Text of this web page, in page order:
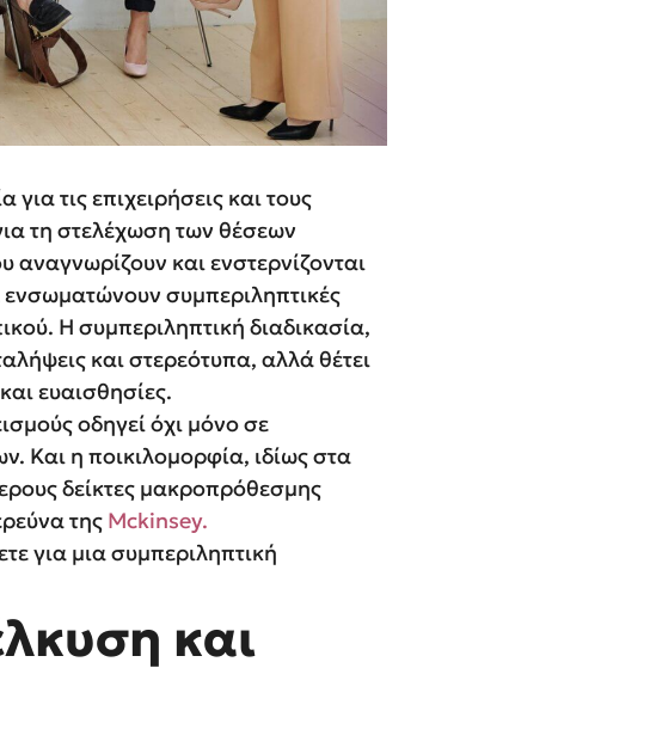
τις επιχειρήσεις και τους
τη στελέχωση των θέσεων
αναγνωρίζουν και ενστερνίζονται
συμπεριληπτικές
Η συμπεριληπτική διαδικασία,
και στερεότυπα, αλλά θέτει
ευαισθησίες.
οδηγεί όχι μόνο σε
Και η ποικιλομορφία, ιδίως στα
δείκτες μακροπρόθεσμης
της Mckinsey.
για μια συμπεριληπτική
και